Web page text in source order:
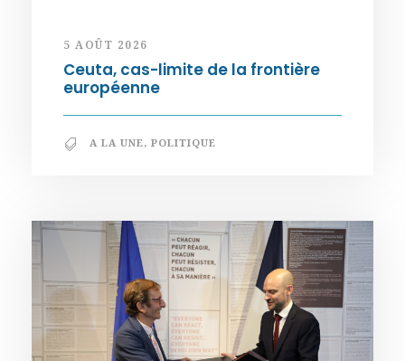
5 AOÛT 2026
Ceuta, cas-limite de la frontière
européenne
A LA UNE, POLITIQUE